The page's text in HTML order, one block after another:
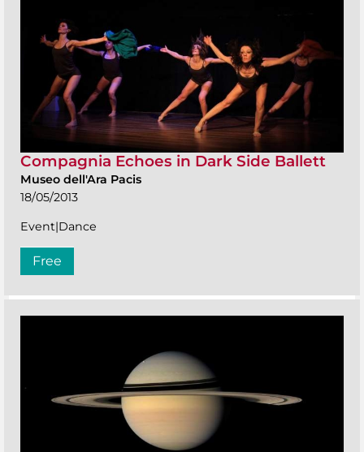
Compagnia Echoes in Dark Side Ballett
Museo dell'Ara Pacis
18/05/2013
Event|Dance
Free